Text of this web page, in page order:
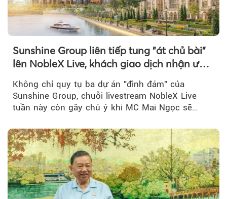
Sunshine Group liên tiếp tung "át chủ bài"
lên NobleX Live, khách giao dịch nhận ưu
Không chỉ quy tụ ba dự án "đình đám" của
Sunshine Group, chuỗi livestream NobleX Live
tuần này còn gây chú ý khi MC Mai Ngọc sẽ